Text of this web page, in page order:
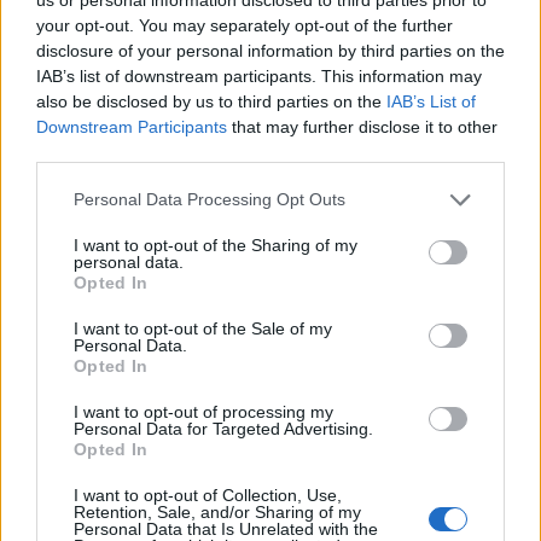
your opt-out. You may separately opt-out of the further
disclosure of your personal information by third parties on the
IAB’s list of downstream participants. This information may
also be disclosed by us to third parties on the IAB’s List of
Downstream Participants that may further disclose it to other
Personal Data Processing Opt Outs
I want to opt-out of the Sharing of my
personal data.
Opted In
I want to opt-out of the Sale of my
Personal Data.
Opted In
I want to opt-out of processing my
Personal Data for Targeted Advertising.
Opted In
I want to opt-out of Collection, Use,
Retention, Sale, and/or Sharing of my
Personal Data that Is Unrelated with the
Július
Július 1., Szerda: Annamáriaés
Tihamér
Július 2., Csütörtök:Ottó
Július 3., Péntek:KornélésSoma
Július 4., Szombat:Ulrik
Július 5., Vasárnap:EmeseésSarolta
Július 6., Hétfő:
Július 7., Kedd:Apollónia
Július 9., Csütörtök:Lukrécia
Július 10., Péntek:
Július 11., Szombat:Liliés
Július 12., Vasárnap:DalmaésIzabella
Július 14., Kedd:OrsésStella